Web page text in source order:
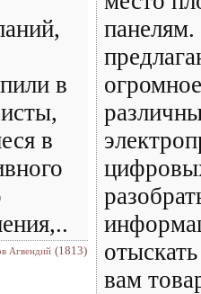
в
в
Агвендий (1813)
вам